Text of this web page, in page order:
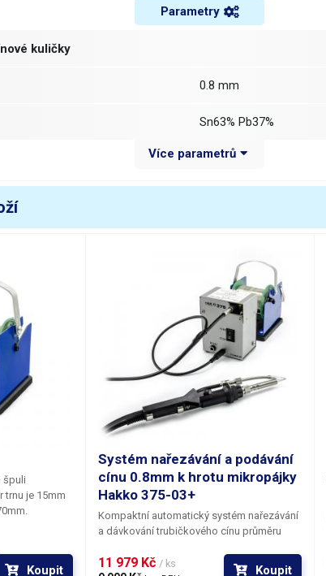
Parametry
kuličky
0.8 mm
Sn63% Pb37%
F1
183 °C
183 °C
200 g
0.215 kg
Více parametrů
špuli
trnu je 15mm
Koupit
Systém nařezávání a podávání
cínu 0.8mm k hrotu mikropájky
Hakko 375-03+
Kompaktní automatický systém nařezávání
a dávkování trubičkového cínu průměru
375-03+. Podavač do cínu podélně
11 979 Kč / ks Koupit